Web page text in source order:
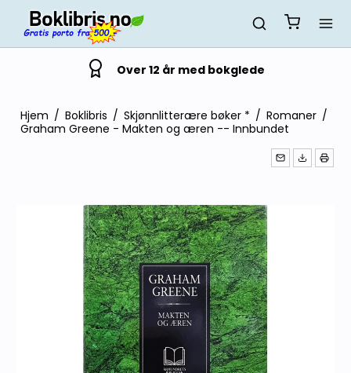
Over 12 år med bokglede
Hjem / Boklibris / Skjønnlitterære bøker * / Romaner /
Graham Greene - Makten og æren -- Innbundet